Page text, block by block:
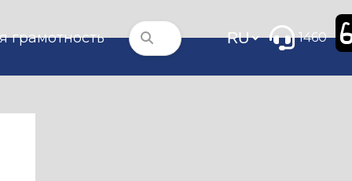
грамотность 1460